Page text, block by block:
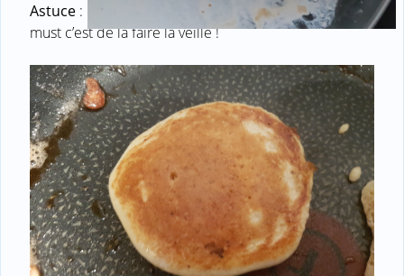
Astuce : Plus ta pâte reposera, meilleur ce sera. Le
must c’est de la faire la veille !